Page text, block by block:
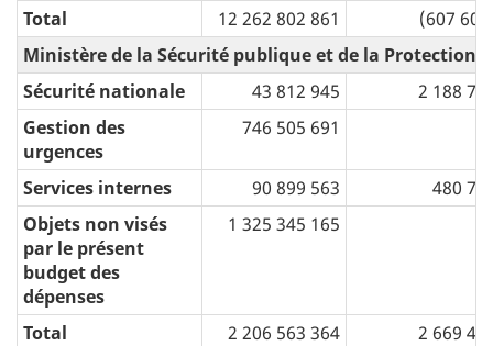
Total 12 262 802 861
(607
Ministère de la Sécurité publique et de la Protection
Sécurité nationale
43 812 945
2 188
Gestion des
urgences
746 505 691
Services internes 90 899 563
480
Objets non visés
par le présent
budget des
dépenses
1 325 345 165
Total 2 206 563 364
2 669